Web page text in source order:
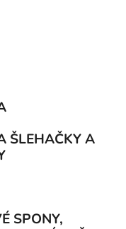
ŠLEHAČKY A
SPONY,